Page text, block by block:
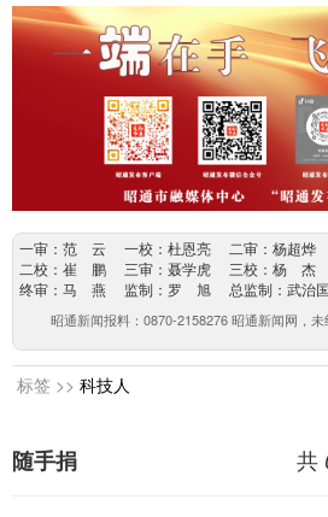
一审：范 云 一校：杜恩亮 二审：杨超烨
二校：崔 鹏 三审：聂学虎 三校：杨 杰
终审：马 燕 监制：罗 旭 总监制：武治国
昭通新闻报料：0870-2158276 昭通新闻网，
标签 >> 科技人
共
随手捐